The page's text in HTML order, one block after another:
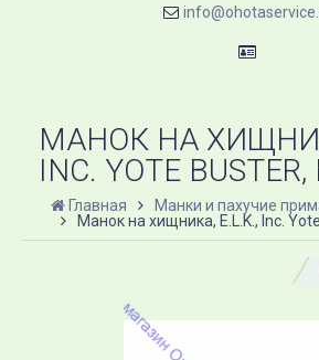
МАНОК НА
INC. YOTE
Главная Манки и пахучие
Манок на хищника, E.L.K., Inc.